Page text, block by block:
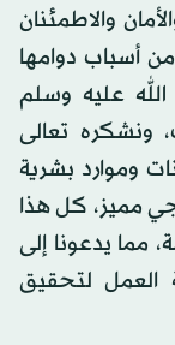
والاطمئنان
من أسباب دوامها
عليه وسلم
ونشكره تعالى
وموارد بشرية
مميز، كل هذا
مما يدعونا إلى
العمل لتحقيق